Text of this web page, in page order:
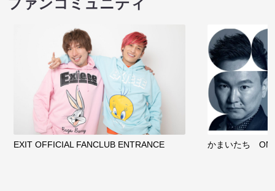
EXIT OFFICIAL FANCLUB ENTRANCE かまいたち